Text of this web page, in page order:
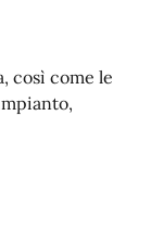
così come le